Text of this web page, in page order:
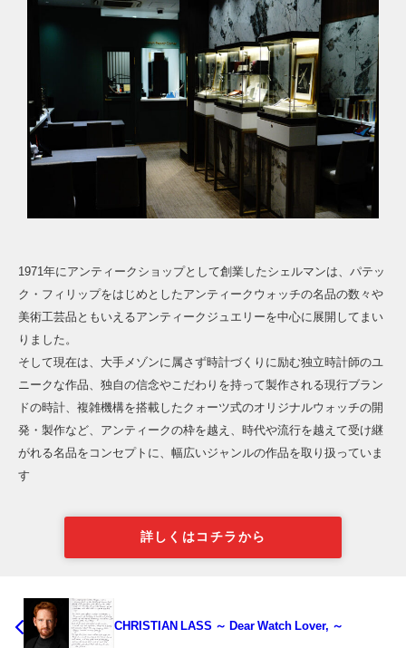
1971年にアンティークショップとして創業したシェルマンは、パテッ
ク・フィリップをはじめとしたアンティークウォッチの名品の数々や
美術工芸品ともいえるアンティークジュエリーを中心に展開してまい
りました。
そして現在は、大手メゾンに属さず時計づくりに励む独立時計師のユ
ニークな作品、独自の信念やこだわりを持って製作される現行ブラン
ドの時計、複雑機構を搭載したクォーツ式のオリジナルウォッチの開
発・製作など、アンティークの枠を越え、時代や流行を越えて受け継
がれる名品をコンセプトに、幅広いジャンルの作品を取り扱っていま
す
詳しくはコチラから
CHRISTIAN LASS ～ Dear Watch Lover, ～